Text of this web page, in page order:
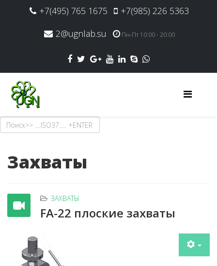
+7(495) 765 1675
+7(985) 226 5363
2@ugnlab.su
Пн-Пт 10:00 - 20:00
Захваты
ЗАХВАТЫ
FA-22 плоские захваты